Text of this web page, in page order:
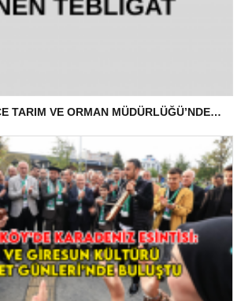
ARNAVUTKÖY İLÇE TARIM VE ORMAN MÜDÜRLÜĞÜ’NDEN İLANEN TEBLİGAT